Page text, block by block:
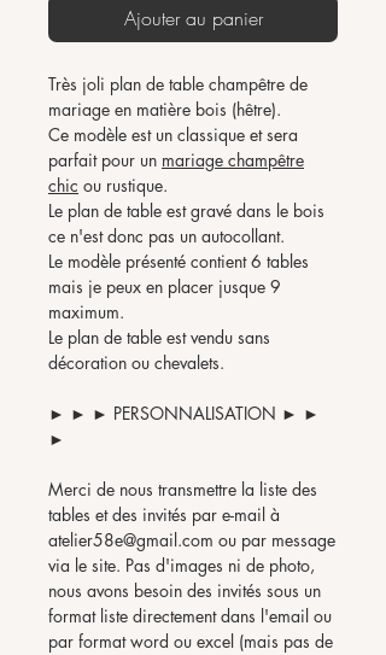
Ajouter au panier
Très joli plan de table champêtre de
mariage en matière bois (hêtre).
Ce modèle est un classique et sera
parfait pour un mariage champêtre
chic ou rustique.
Le plan de table est gravé dans le bois
ce n'est donc pas un autocollant.
Le modèle présenté contient 6 tables
mais je peux en placer jusque 9
maximum.
Le plan de table est vendu sans
décoration ou chevalets.
► ► ► PERSONNALISATION ► ►
►
Merci de nous transmettre la liste des
tables et des invités par e-mail à
atelier58e@gmail.com ou par message
via le site. Pas d'images ni de photo,
nous avons besoin des invités sous un
format liste directement dans l'email ou
par format word ou excel (mais pas de